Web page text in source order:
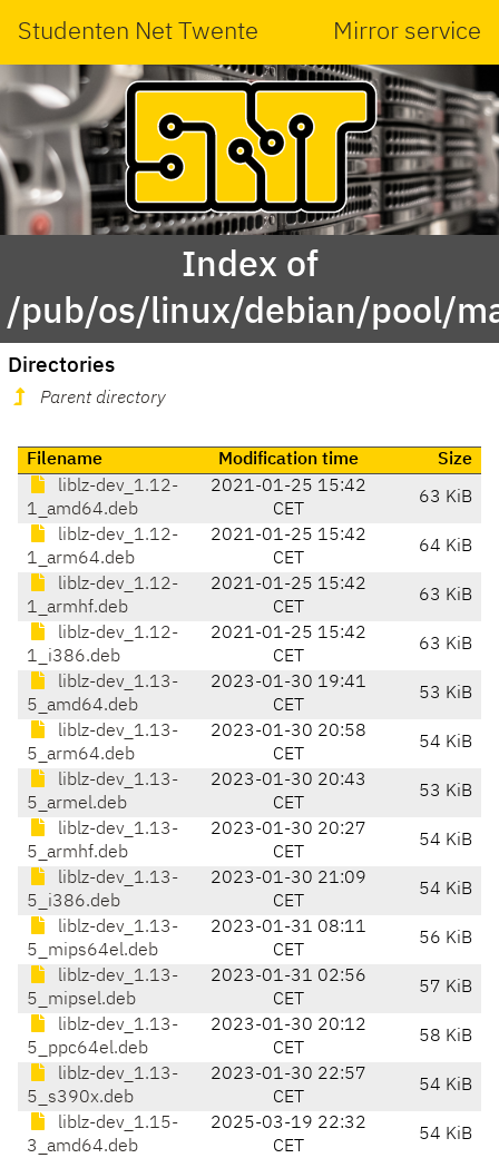
Studenten Net Twente Mirror service
Index of
/pub/os/linux/debian/pool/
Directories
Parent directory
Filename Modification time
Size
liblz-dev_1.12-
1_amd64.deb
2021-01-25 15:42
CET
63 KiB
liblz-dev_1.12-
1_arm64.deb
2021-01-25 15:42
CET
64 KiB
liblz-dev_1.12-
1_armhf.deb
2021-01-25 15:42
CET
63 KiB
liblz-dev_1.12-
1_i386.deb
2021-01-25 15:42
CET
63 KiB
liblz-dev_1.13-
5_amd64.deb
2023-01-30 19:41
CET
53 KiB
liblz-dev_1.13-
5_arm64.deb
2023-01-30 20:58
CET
54 KiB
liblz-dev_1.13-
5_armel.deb
2023-01-30 20:43
CET
53 KiB
liblz-dev_1.13-
5_armhf.deb
2023-01-30 20:27
CET
54 KiB
liblz-dev_1.13-
5_i386.deb
2023-01-30 21:09
CET
54 KiB
liblz-dev_1.13-
5_mips64el.deb
2023-01-31 08:11
CET
56 KiB
liblz-dev_1.13-
5_mipsel.deb
2023-01-31 02:56
CET
57 KiB
liblz-dev_1.13-
5_ppc64el.deb
2023-01-30 20:12
CET
58 KiB
liblz-dev_1.13-
5_s390x.deb
2023-01-30 22:57
CET
54 KiB
liblz-dev_1.15-
3_amd64.deb
2025-03-19 22:32
CET
54 KiB